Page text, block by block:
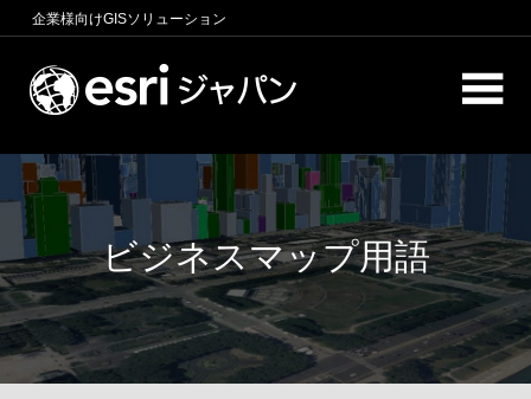
ン
プ
企業様向けGISソリューション
ー
シ
ョ
ン
イ
商
圏
析、
エ
リ
ア
マ
ー
ビジネスマップ用語